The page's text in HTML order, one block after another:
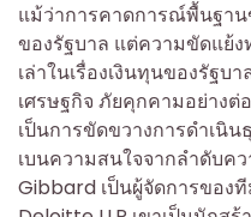
แม้ว่าการคาดการณ์พื้นฐาน
ของรัฐบาล แต่ความขัดแย้ง
เล่าในเรื่องเงินทุนของรัฐบ
เศรษฐกิจ ภัยคุกคามอย่างต่
เป็นการขัดขวางการดำเนิน
เบนความสนใจจากลำดับ
Gibbard เป็นผู้จัดการของ